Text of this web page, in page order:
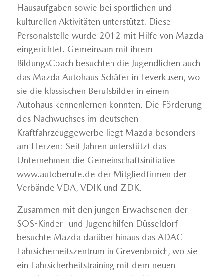
Hausaufgaben sowie bei sportlichen und
kulturellen Aktivitäten unterstützt. Diese
Personalstelle wurde 2012 mit Hilfe von Mazda
eingerichtet. Gemeinsam mit ihrem
BildungsCoach besuchten die Jugendlichen auch
das Mazda Autohaus Schäfer in Leverkusen, wo
sie die klassischen Berufsbilder in einem
Autohaus kennenlernen konnten. Die Förderung
des Nachwuchses im deutschen
Kraftfahrzeuggewerbe liegt Mazda besonders
am Herzen: Seit Jahren unterstützt das
Unternehmen die Gemeinschaftsinitiative
www.autoberufe.de der Mitgliedfirmen der
Verbände VDA, VDIK und ZDK.
Zusammen mit den jungen Erwachsenen der
SOS-Kinder- und Jugendhilfen Düsseldorf
besuchte Mazda darüber hinaus das ADAC-
Fahrsicherheitszentrum in Grevenbroich, wo sie
ein Fahrsicherheitstraining mit dem neuen